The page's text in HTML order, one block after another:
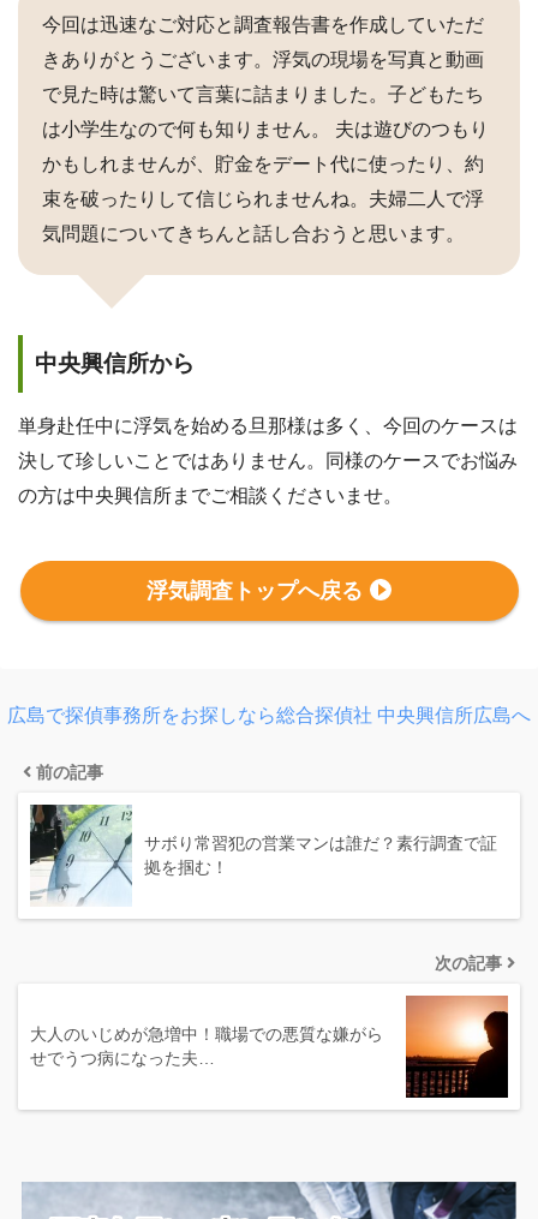
今回は迅速なご対応と調査報告書を作成していただ
きありがとうございます。浮気の現場を写真と動画
で見た時は驚いて言葉に詰まりました。子どもたち
は小学生なので何も知りません。 夫は遊びのつもり
かもしれませんが、貯金をデート代に使ったり、約
束を破ったりして信じられませんね。夫婦二人で浮
気問題についてきちんと話し合おうと思います。
中央興信所から
単身赴任中に浮気を始める旦那様は多く、今回のケースは
決して珍しいことではありません。同様のケースでお悩み
の方は中央興信所までご相談くださいませ。
浮気調査トップへ戻る
広島で探偵事務所をお探しなら総合探偵社 中央興信所広島へ
前の記事
サボり常習犯の営業マンは誰だ？素行調査で証
拠を掴む！
次の記事
大人のいじめが急増中！職場での悪質な嫌がら
せでうつ病になった夫…